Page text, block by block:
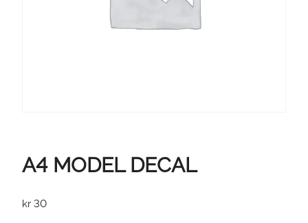
A4 MODEL DECAL
kr 30